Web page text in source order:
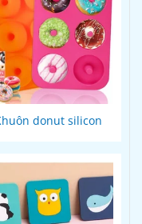
donut silicon